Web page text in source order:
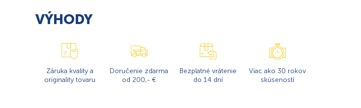
VÝHODY
Záruka kvality a
originality tovaru
Doručenie zdarma
od 200,- €
Bezplatné vrátenie
do 14 dní
Viac ako 30 rokov
skúseností